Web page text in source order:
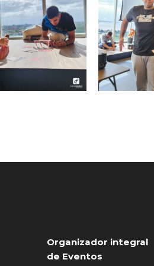
Organizador integral
de Eventos